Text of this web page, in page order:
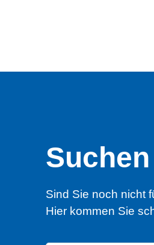
Suchen
Sind Sie noch nicht
Hier kommen Sie